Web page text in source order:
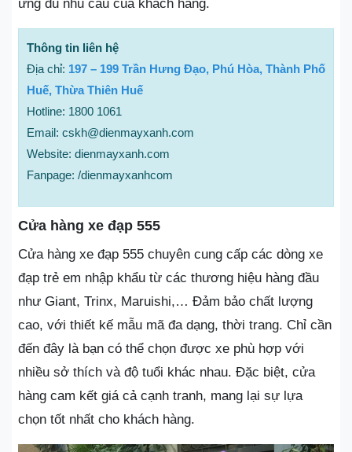
ứng đủ nhu cầu của khách hàng.
Thông tin liên hệ
Địa chỉ: 197 – 199 Trần Hưng Đạo, Phú Hòa, Thành Phố
Huế, Thừa Thiên Huế
Hotline: 1800 1061
Email: cskh@dienmayxanh.com
Website: dienmayxanh.com
Fanpage: /dienmayxanhcom
Cửa hàng xe đạp 555
Cửa hàng xe đạp 555 chuyên cung cấp các dòng xe
đạp trẻ em nhập khẩu từ các thương hiệu hàng đầu
như Giant, Trinx, Maruishi,… Đảm bảo chất lượng
cao, với thiết kế mẫu mã đa dạng, thời trang. Chỉ cần
đến đây là bạn có thể chọn được xe phù hợp với
nhiều sở thích và độ tuổi khác nhau. Đặc biệt, cửa
hàng cam kết giá cả cạnh tranh, mang lại sự lựa
chọn tốt nhất cho khách hàng.